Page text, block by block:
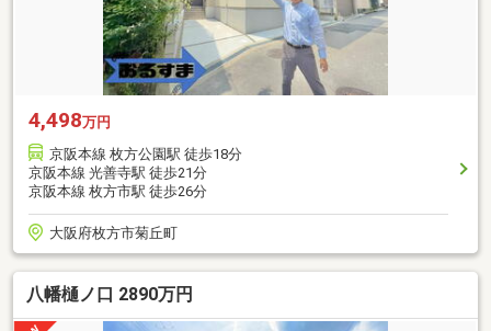
4,498万円
京阪本線 枚方公園駅 徒歩18分
京阪本線 光善寺駅 徒歩21分
京阪本線 枚方市駅 徒歩26分
大阪府枚方市菊丘町
八幡樋ノ口 2890万円